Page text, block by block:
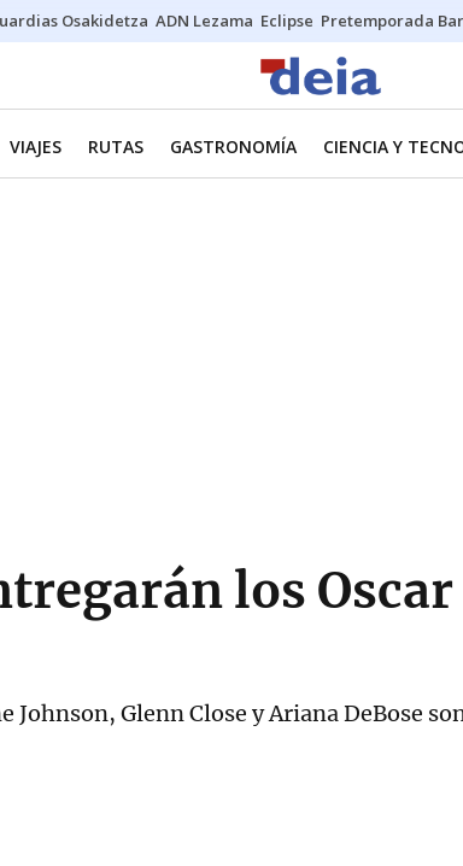
Osakidetza ADN Lezama Eclipse Pretemporada
VIAJES RUTAS GASTRONOMÍA CIENCIA Y
los
Johnson, Glenn Close y Ariana DeBose